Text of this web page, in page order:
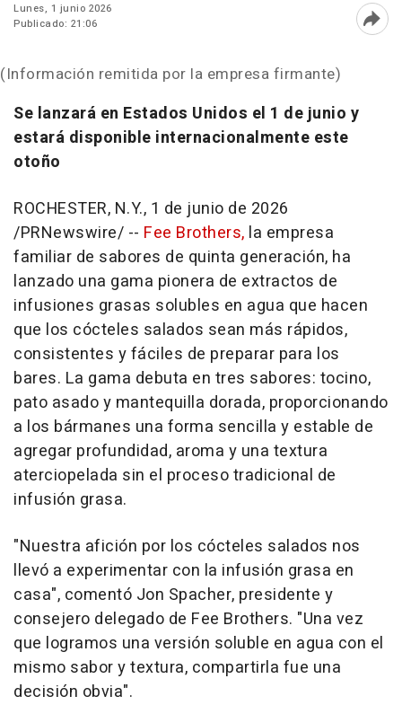
Lunes, 1 junio 2026
Publicado: 21:06
(Información remitida por la empresa firmante)
Se lanzará en Estados Unidos el 1 de junio y
estará disponible internacionalmente este
otoño
ROCHESTER, N.Y., 1 de junio de 2026
/PRNewswire/ -- Fee Brothers, la empresa
familiar de sabores de quinta generación, ha
lanzado una gama pionera de extractos de
infusiones grasas solubles en agua que hacen
que los cócteles salados sean más rápidos,
consistentes y fáciles de preparar para los
bares. La gama debuta en tres sabores: tocino,
pato asado y mantequilla dorada, proporcionando
a los bármanes una forma sencilla y estable de
agregar profundidad, aroma y una textura
aterciopelada sin el proceso tradicional de
infusión grasa.
"Nuestra afición por los cócteles salados nos
llevó a experimentar con la infusión grasa en
casa", comentó Jon Spacher, presidente y
consejero delegado de Fee Brothers. "Una vez
que logramos una versión soluble en agua con el
mismo sabor y textura, compartirla fue una
decisión obvia".